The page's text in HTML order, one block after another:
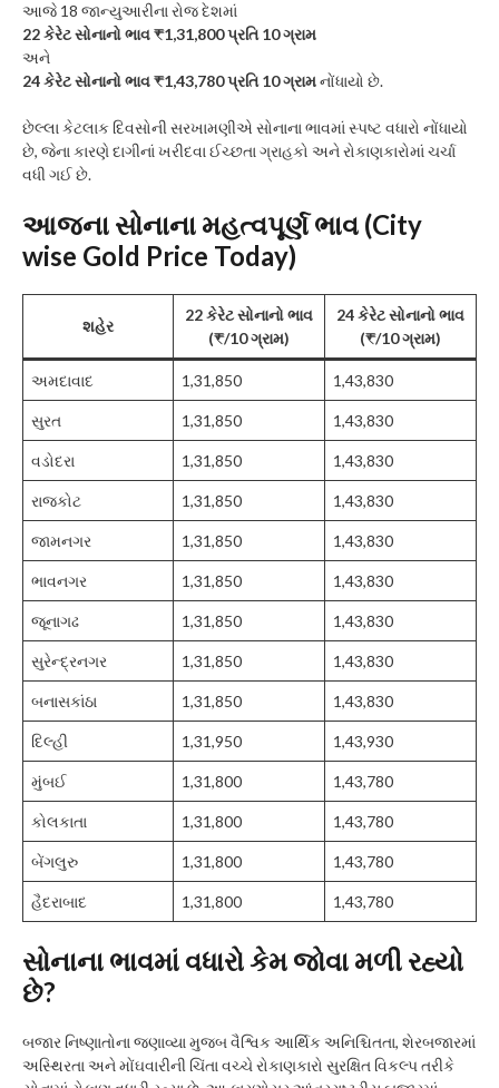
આજે 18 જાન્યુઆરીના રોજ દેશમાં
22 કેરેટ સોનાનો ભાવ ₹1,31,800 પ્રતિ 10 ગ્રામ
અને
24 કેરેટ સોનાનો ભાવ ₹1,43,780 પ્રતિ 10 ગ્રામનોંધાયો છે.
છેલ્લા કેટલાક દિવસોની સરખામણીએ સોનાના ભાવમાં સ્પષ્ટ વધારો નોંધાયો
છે, જેના કારણે દાગીનાં ખરીદવા ઈચ્છતા ગ્રાહકો અને રોકાણકારોમાં ચર્ચા
વધી ગઈ છે.
આજના સોનાના મહત્વપૂર્ણ ભાવ (City
wise Gold Price Today)
શહેર
22 કેરેટ સોનાનો ભાવ
(₹/10 ગ્રામ)
24 કેરેટ સોનાનો ભાવ
(₹/10 ગ્રામ)
અમદાવાદ 1,31,850 1,43,830
સુરત 1,31,850 1,43,830
વડોદરા 1,31,850 1,43,830
રાજકોટ 1,31,850 1,43,830
જામનગર 1,31,850 1,43,830
ભાવનગર 1,31,850 1,43,830
જૂનાગઢ 1,31,850 1,43,830
સુરેન્દ્રનગર 1,31,850 1,43,830
બનાસકાંઠા 1,31,850 1,43,830
દિલ્હી 1,31,950 1,43,930
મુંબઈ 1,31,800 1,43,780
કોલકાતા 1,31,800 1,43,780
બેંગલુરુ 1,31,800 1,43,780
હૈદરાબાદ 1,31,800 1,43,780
સોનાના ભાવમાં વધારો કેમ જોવા મળી રહ્યો
છે?
બજાર નિષ્ણાતોના જણાવ્યા મુજબ વૈશ્વિક આર્થિક અનિશ્ચિતતા, શેરબજારમાં
અસ્થિરતા અને મોંઘવારીની ચિંતા વચ્ચે રોકાણકારો સુરક્ષિત વિકલ્પ તરીકે